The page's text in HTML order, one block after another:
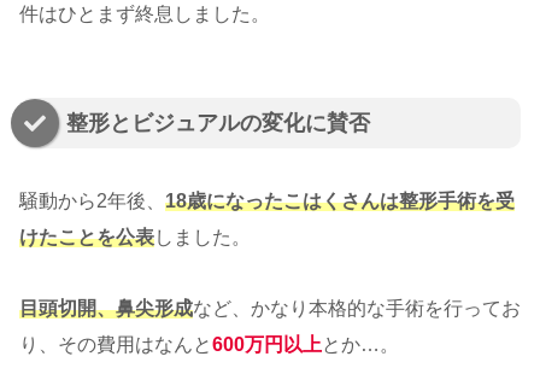
件はひとまず終息しました。
整形とビジュアルの変化に賛否
騒動から2年後、 18歳になったこはくさんは整形手術を受
けたことを公表しました。
目頭切開、鼻尖形成など、かなり本格的な手術を行ってお
り、その費用はなんと600万円以上 とか…。